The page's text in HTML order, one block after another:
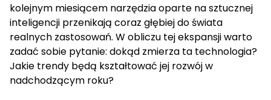
kolejnym miesiącem narzędzia oparte na sztucznej
inteligencji przenikają coraz głębiej do świata
realnych zastosowań. W obliczu tej ekspansji warto
zadać sobie pytanie: dokąd zmierza ta technologia?
Jakie trendy będą kształtować jej rozwój w
nadchodzącym roku?